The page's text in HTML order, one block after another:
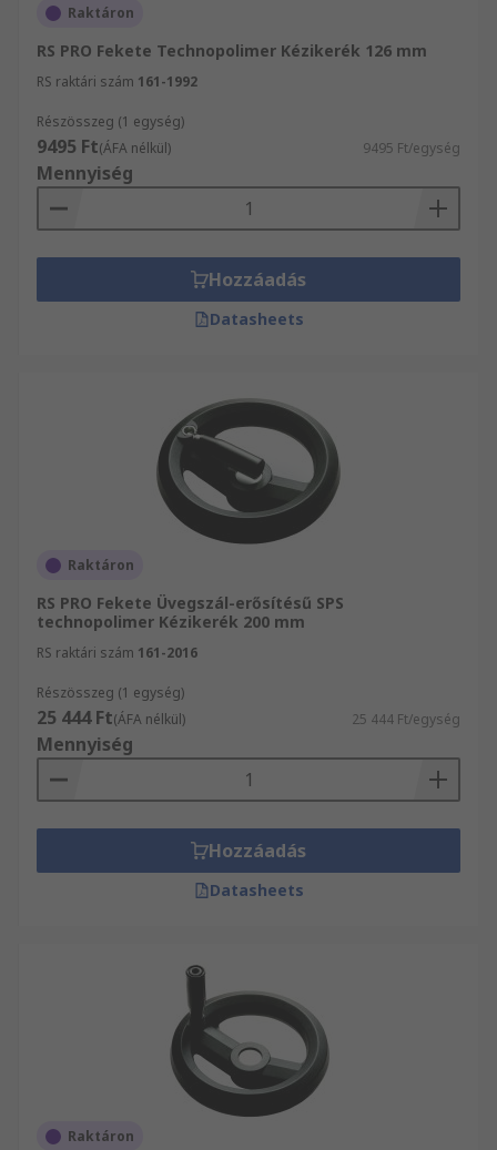
Raktáron
RS PRO Fekete Technopolimer Kézikerék 126 mm
RS raktári szám 161-1992
Részösszeg (1 egység)
9495 Ft(ÁFA nélkül) 9495 Ft/egység
Mennyiség
Hozzáadás
Datasheets
Raktáron
RS PRO Fekete Üvegszál-erősítésű SPS
technopolimer Kézikerék 200 mm
RS raktári szám 161-2016
Részösszeg (1 egység)
25 444 Ft(ÁFA nélkül) 25 444 Ft/egység
Mennyiség
Hozzáadás
Datasheets
Raktáron